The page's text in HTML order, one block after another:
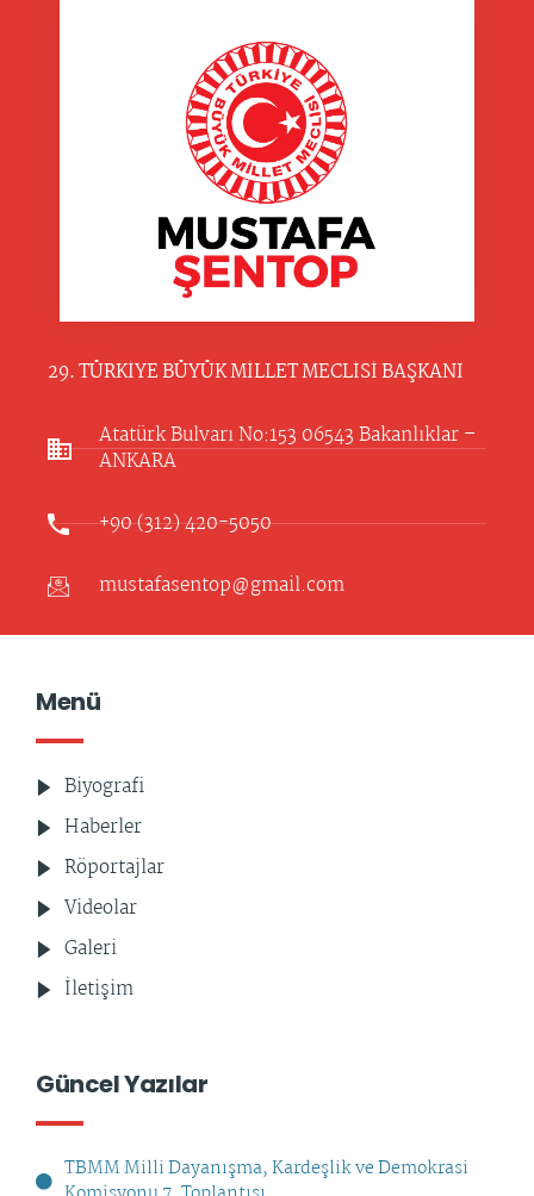
29. TÜRKİYE BÜYÜK MİLLET MECLİSİ BAŞKANI
Atatürk Bulvarı No:153 06543 Bakanlıklar –
ANKARA​
+90 (312) 420-5050
mustafasentop@gmail.com
Menü
Biyografi
Haberler
Röportajlar
Videolar
Galeri
İletişim
Güncel Yazılar
TBMM Milli Dayanışma, Kardeşlik ve Demokrasi